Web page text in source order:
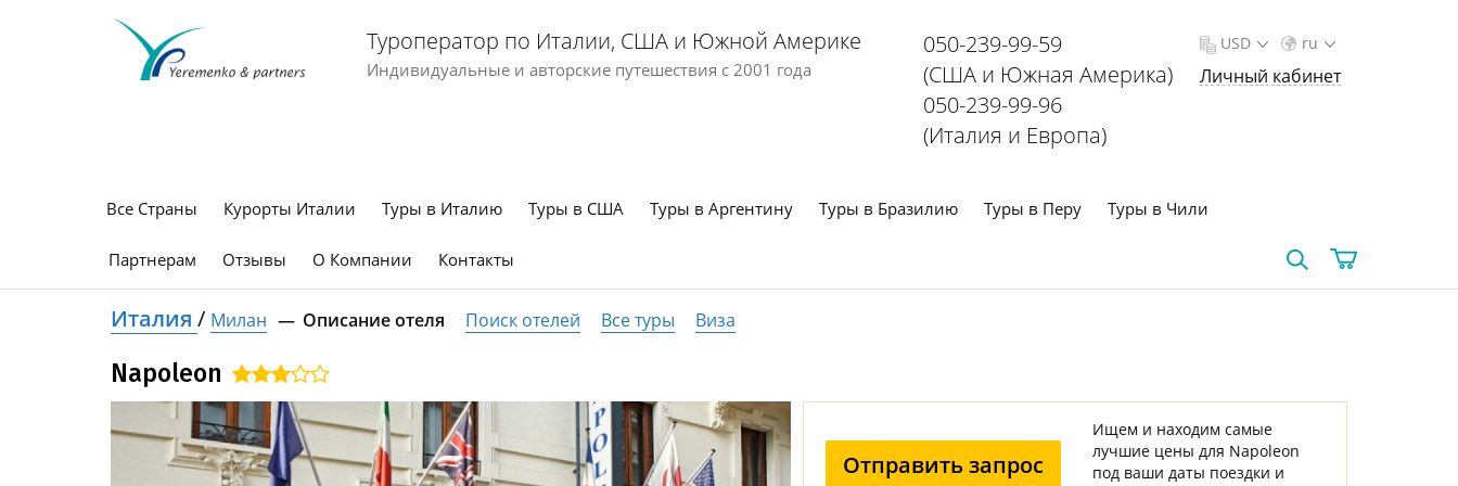
Туроператор по Италии, США и Южной Америке
Индивидуальные и авторские путешествия с 2001 года
050-239-99-59
(США и Южная Америка)
050-239-99-96
(Италия и Европа)
ru
USD
Личный кабинет
Все Страны Курорты Италии Туры в Италию Туры в США Туры в Аргентину Туры в Бразилию Туры в Перу Туры в Чили
Партнерам Отзывы О Компании Контакты
Италия / Милан Описание отеля Поиск отелей Все туры Виза
Napoleon
Отправить запрос
Ищем и находим самые
лучшие цены для Napoleon
под ваши даты поездки и